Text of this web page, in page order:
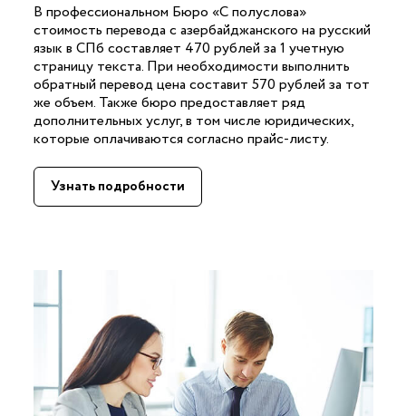
В профессиональном Бюро «С полуслова»
стоимость перевода с азербайджанского на русский
язык в СПб составляет 470 рублей за 1 учетную
страницу текста. При необходимости выполнить
обратный перевод цена составит 570 рублей за тот
же объем. Также бюро предоставляет ряд
дополнительных услуг, в том числе юридических,
которые оплачиваются согласно прайс-листу.
Узнать подробности